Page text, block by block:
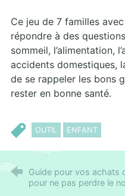
Ce jeu de 7 familles
répondre à des
sommeil, l’alimentation,
accidents domestiques,
de se rappeler les bons
rester en bonne santé.
OUTIL ENFANT
Guide pour vos achats
pour ne pas perdre le